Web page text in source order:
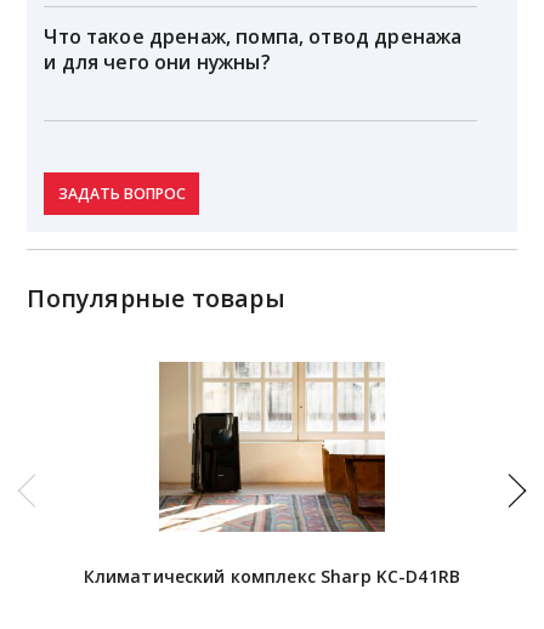
Что такое дренаж, помпа, отвод дренажа
и для чего они нужны?
ЗАДАТЬ ВОПРОС
Популярные товары
Климатический комплекс Sharp KC-D41RB